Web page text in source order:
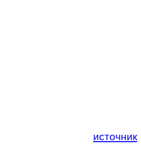
источник